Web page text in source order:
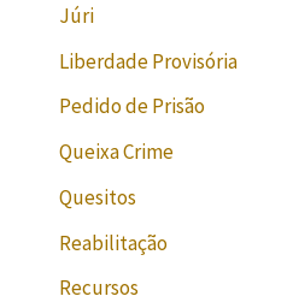
Júri
Liberdade Provisória
Pedido de Prisão
Queixa Crime
Quesitos
Reabilitação
Recursos